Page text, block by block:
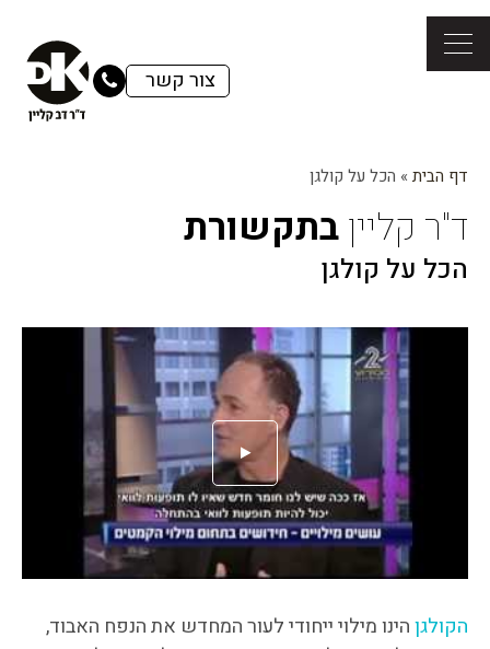
צור קשר
דף הבית » הכל על קולגן
ד"ר קלייןבתקשורת
הכל על קולגן
הקולגןהינו מילוי ייחודי לעור המחדש את הנפח האבוד,